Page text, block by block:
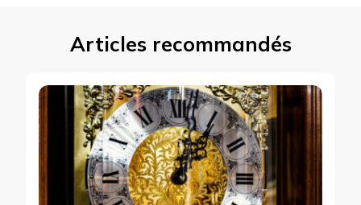
Articles recommandés